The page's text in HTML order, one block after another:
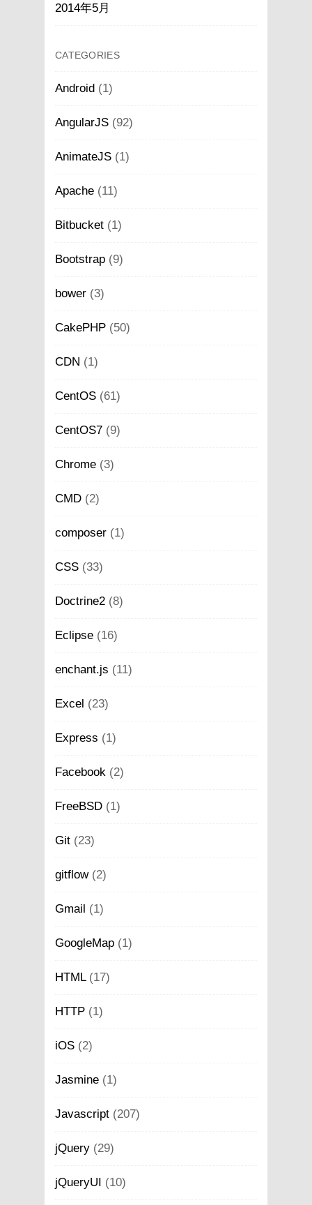
2014年5月
CATEGORIES
Android (1)
AngularJS (92)
AnimateJS (1)
Apache (11)
Bitbucket (1)
Bootstrap (9)
bower (3)
CakePHP (50)
CDN (1)
CentOS (61)
CentOS7 (9)
Chrome (3)
CMD (2)
composer (1)
CSS (33)
Doctrine2 (8)
Eclipse (16)
enchant.js (11)
Excel (23)
Express (1)
Facebook (2)
FreeBSD (1)
Git (23)
gitflow(2)
Gmail (1)
GoogleMap (1)
HTML(17)
HTTP (1)
iOS (2)
Jasmine (1)
Javascript (207)
jQuery (29)
jQueryUI (10)